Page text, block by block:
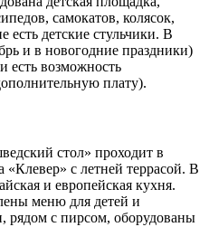
самокатов, колясок,
есть детские стульчики. В
и в новогодние праздники)
есть возможность
плату).
стол» проходит в
«Клевер» с летней террасой. В
и европейская кухня.
меню для детей и
рядом с пирсом, оборудованы